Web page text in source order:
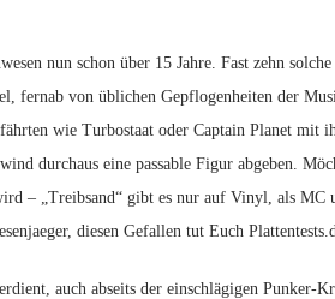
nun schon über 15 Jahre. Fast zehn
fernab von üblichen Gepflogenheiten der
wie Turbostaat oder Captain Planet mit
durchaus eine passable Figur abgeben.
– „Treibsand“ gibt es nur auf Vinyl, als MC
diesen Gefallen tut Euch
auch abseits der einschlägigen Punker-